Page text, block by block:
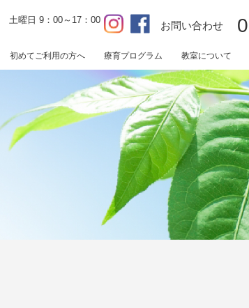
初めてご利用の方へ 療育プログラム 教室について
土曜日 9：00～17：00
お問い合わせ